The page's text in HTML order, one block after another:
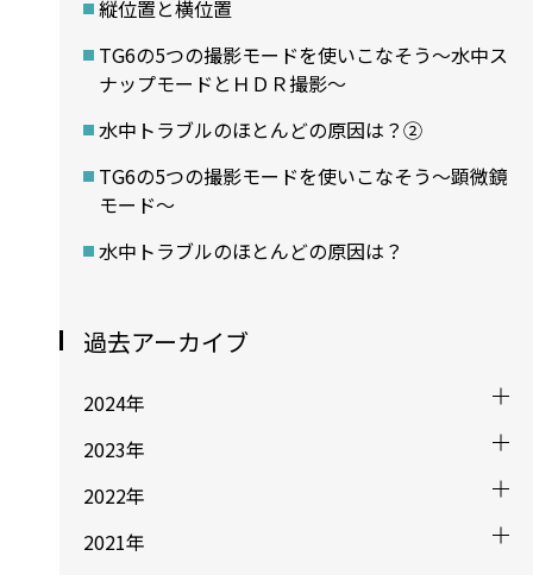
縦位置と横位置
TG6の5つの撮影モードを使いこなそう～水中ス
ナップモードとＨＤＲ撮影〜
水中トラブルのほとんどの原因は？②
TG6の5つの撮影モードを使いこなそう～顕微鏡
モード〜
水中トラブルのほとんどの原因は？
過去アーカイブ
2024年
2023年
2022年
2021年